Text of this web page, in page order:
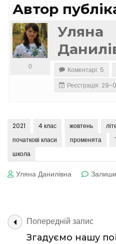
Автор
Уляна
0 Коментарі: 5
Реєстрація:
2021 4 клас жовтень
початкові класи
променята
школа
Уляна Данилівна
Навігація
по
Попередній запис
Згадуємо нашу